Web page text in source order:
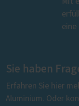
eine
Sie haben
Erfahren Sie hier
Aluminium. Oder